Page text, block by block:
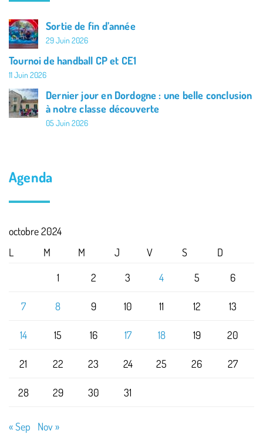
Sortie de fin d’année
29 Juin 2026
Tournoi de handball CP et CE1
11 Juin 2026
Dernier jour en Dordogne : une belle conclusion
à notre classe découverte
05 Juin 2026
Agenda
octobre 2024
L
M M J V S
D
1
2 3 4 5 6
7 8 9 10 11 12 13
14 15 16 17 18 19 20
21 22 23 24 25 26 27
28 29 30 31
« Sep Nov »